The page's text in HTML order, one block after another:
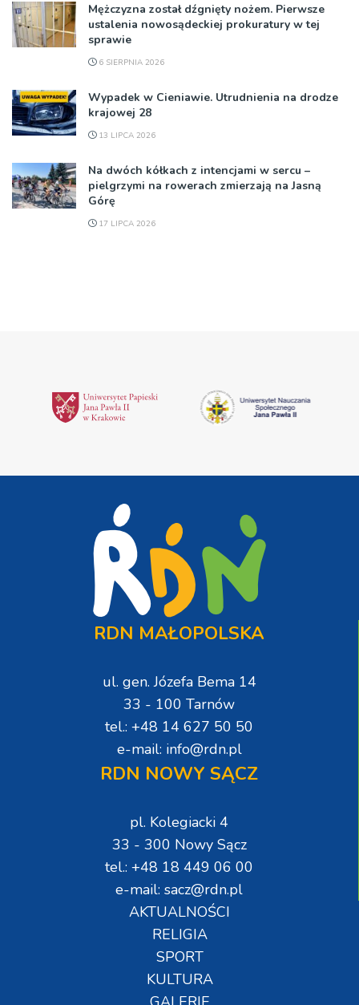
Mężczyzna został dźgnięty nożem. Pierwsze
ustalenia nowosądeckiej prokuratury w tej
sprawie
6 SIERPNIA 2026
Wypadek w Cieniawie. Utrudnienia na drodze
krajowej 28
13 LIPCA 2026
Na dwóch kółkach z intencjami w sercu –
pielgrzymi na rowerach zmierzają na Jasną
Górę
17 LIPCA 2026
RDN MAŁOPOLSKA
ul. gen. Józefa Bema 14
33 - 100 Tarnów
tel.: +48 14 627 50 50
e-mail: info@rdn.pl
RDN NOWY SĄCZ
pl. Kolegiacki 4
33 - 300 Nowy Sącz
tel.: +48 18 449 06 00
e-mail: sacz@rdn.pl
AKTUALNOŚCI
RELIGIA
SPORT
KULTURA